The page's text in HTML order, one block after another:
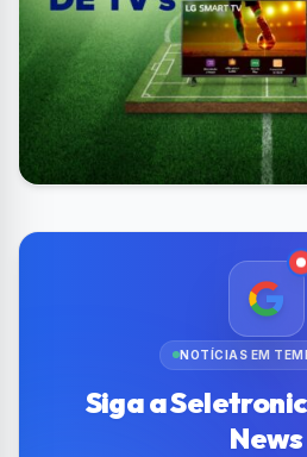
NOTÍCIAS EM
Siga a
News